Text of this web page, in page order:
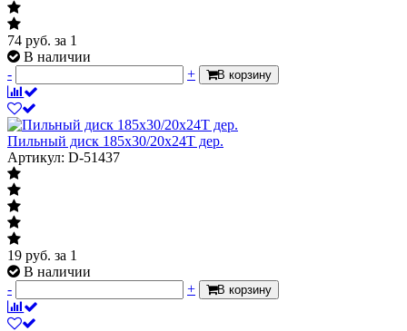
74 руб. за 1
В наличии
-
+ В корзину
Пильный диск 185х30/20х24Т дер.
Артикул: D-51437
19 руб. за 1
В наличии
-
+ В корзину